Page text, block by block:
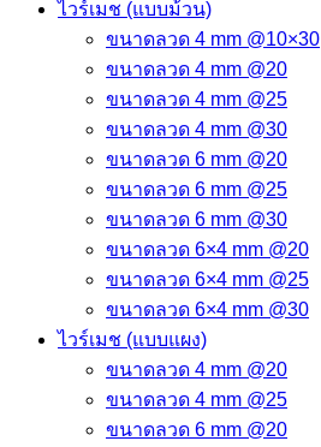
ไวร์เมช (แบบม้วน)
ขนาดลวด 4 mm @10×30
ขนาดลวด 4 mm @20
ขนาดลวด 4 mm @25
ขนาดลวด 4 mm @30
ขนาดลวด 6 mm @20
ขนาดลวด 6 mm @25
ขนาดลวด 6 mm @30
ขนาดลวด 6×4 mm @20
ขนาดลวด 6×4 mm @25
ขนาดลวด 6×4 mm @30
ไวร์เมช (แบบแผง)
ขนาดลวด 4 mm @20
ขนาดลวด 4 mm @25
ขนาดลวด 6 mm @20